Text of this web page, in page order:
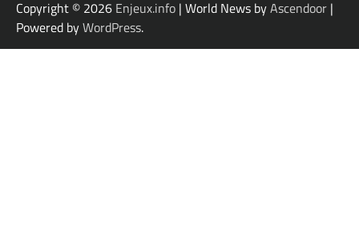
Copyright © 2026 Enjeux.info | World News byAscendoor |
Powered byWordPress.